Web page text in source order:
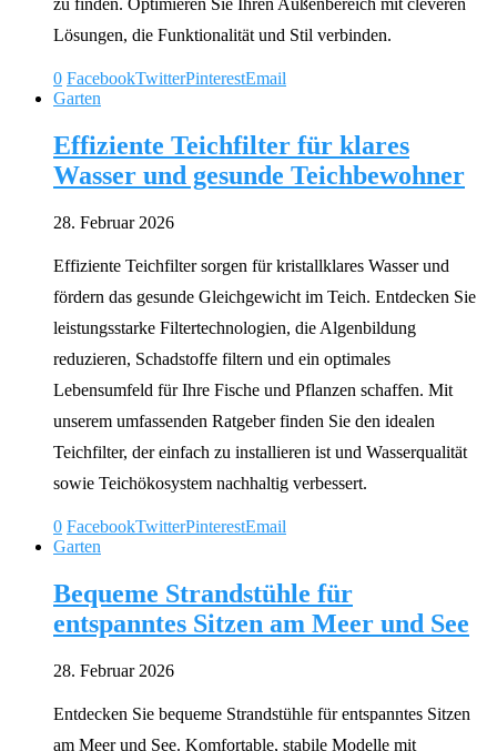
zu finden. Optimieren Sie Ihren Außenbereich mit cleveren
Lösungen, die Funktionalität und Stil verbinden.
0 FacebookTwitterPinterestEmail
Garten
Effiziente Teichfilter für klares
Wasser und gesunde Teichbewohner
28. Februar 2026
Effiziente Teichfilter sorgen für kristallklares Wasser und
fördern das gesunde Gleichgewicht im Teich. Entdecken Sie
leistungsstarke Filtertechnologien, die Algenbildung
reduzieren, Schadstoffe filtern und ein optimales
Lebensumfeld für Ihre Fische und Pflanzen schaffen. Mit
unserem umfassenden Ratgeber finden Sie den idealen
Teichfilter, der einfach zu installieren ist und Wasserqualität
sowie Teichökosystem nachhaltig verbessert.
0 FacebookTwitterPinterestEmail
Garten
Bequeme Strandstühle für
entspanntes Sitzen am Meer und See
28. Februar 2026
Entdecken Sie bequeme Strandstühle für entspanntes Sitzen
am Meer und See. Komfortable, stabile Modelle mit